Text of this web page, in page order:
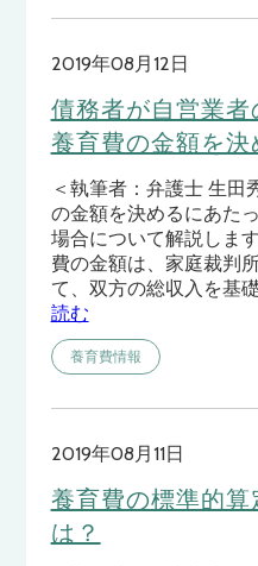
2019年08月12日
債務者が自営業者
養育費の金額を決
＜執筆者：弁護士 生田
の金額を決めるにあた
場合について解説しま
費の金額は、家庭裁判
て、双方の総収入を基
読む
養育費情報
2019年08月11日
養育費の標準的算
は？